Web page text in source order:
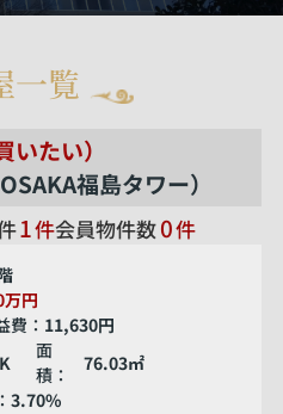
一覧
いたい）
福島タワー）
1件会員物件数0件
円
費： 11,630円
面
積：
76.03㎡
3.70%